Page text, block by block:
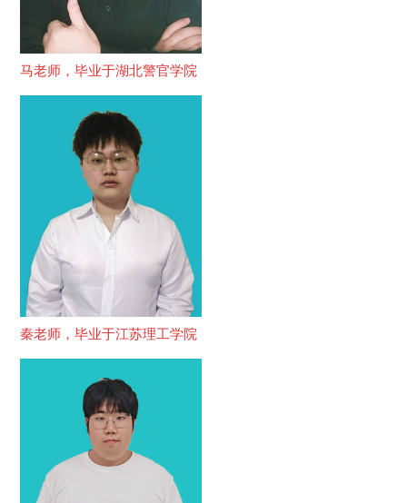
马老师，毕业于湖北警官学院
秦老师，毕业于江苏理工学院